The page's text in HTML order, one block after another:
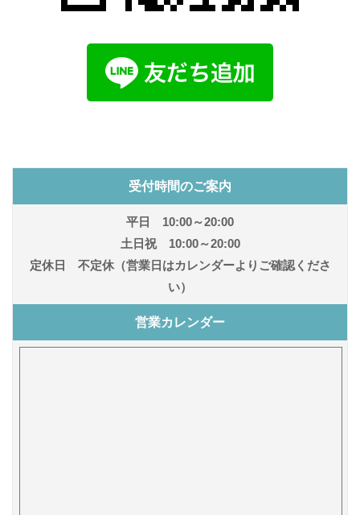
受付時間のご案内
平日 10:00～20:00
土日祝 10:00～20:00
定休日 不定休（営業日はカレンダーよりご確認くださ
い）
営業カレンダー